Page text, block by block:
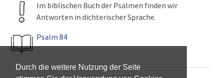
Durch die weitere Nutzung der Seite
Im biblischen Buch der Psalmen finden wir
Antworten in dichterischer Sprache.
Psalm 84